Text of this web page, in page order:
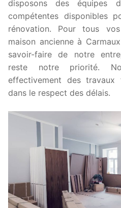
disposons des équipes
compétentes disponibles
rénovation. Pour tous
maison ancienne à
savoir-faire de notre
reste notre priorité.
effectivement des
dans le respect des délais.